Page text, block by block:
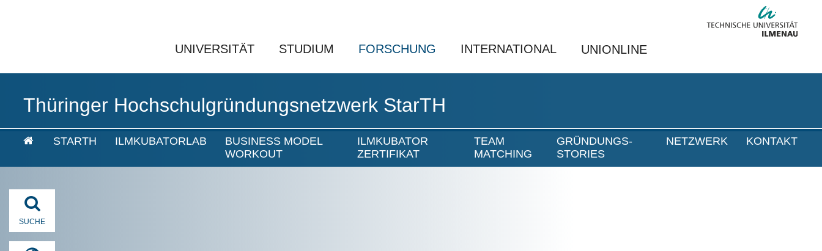
UNIVERSITÄT STUDIUM FORSCHUNG INTERNATIONAL UNIONLINE
Thüringer Hochschulgründungsnetzwerk StarTH
STARTH ILMKUBATORLAB
BUSINESS MODEL
WORKOUT
ILMKUBATOR
ZERTIFIKAT
TEAM
MATCHING
GRÜNDUNGS-
STORIES
NETZWERK KONTAKT
SUCHE